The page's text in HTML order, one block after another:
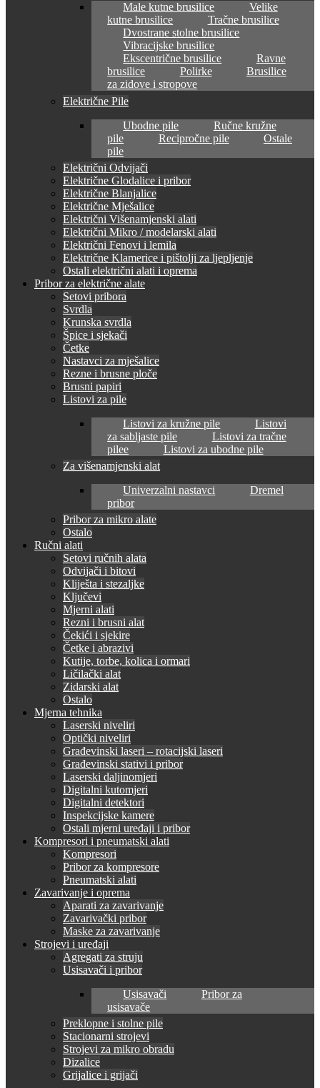
Male kutne brusilice
Velike
kutne brusilice
Tračne brusilice
Dvostrane stolne brusilice
Vibracijske brusilice
Ekscentrične brusilice
Ravne
brusilice
Polirke
Brusilice
za zidove i stropove
Električne Pile
Ubodne pile
Ručne kružne
pile
Recipročne pile
Ostale
pile
Električni Odvijači
Električne Glodalice i pribor
Električne Blanjalice
Električne Mješalice
Električni Višenamjenski alati
Električni Mikro / modelarski alati
Električni Fenovi i lemila
Električne Klamerice i pištolji za ljepljenje
Ostali električni alati i oprema
Pribor za električne alate
Setovi pribora
Svrdla
Krunska svrdla
Špice i sjekači
Četke
Nastavci za mješalice
Rezne i brusne ploče
Brusni papiri
Listovi za pile
Listovi za kružne pile
Listovi
za sabljaste pile
Listovi za tračne
pilee
Listovi za ubodne pile
Za višenamjenski alat
Univerzalni nastavci
Dremel
pribor
Pribor za mikro alate
Ostalo
Ručni alati
Setovi ručnih alata
Odvijači i bitovi
Kliješta i stezaljke
Ključevi
Mjerni alati
Rezni i brusni alat
Čekići i sjekire
Četke i abrazivi
Kutije, torbe, kolica i ormari
Ličilački alat
Zidarski alat
Ostalo
Mjerna tehnika
Laserski niveliri
Optički niveliri
Građevinski laseri – rotacijski laseri
Građevinski stativi i pribor
Laserski daljinomjeri
Digitalni kutomjeri
Digitalni detektori
Inspekcijske kamere
Ostali mjerni uređaji i pribor
Kompresori i pneumatski alati
Kompresori
Pribor za kompresore
Pneumatski alati
Zavarivanje i oprema
Aparati za zavarivanje
Zavarivački pribor
Maske za zavarivanje
Strojevi i uređaji
Agregati za struju
Usisavači i pribor
Usisavači
Pribor za
usisavače
Preklopne i stolne pile
Stacionarni strojevi
Strojevi za mikro obradu
Dizalice
Grijalice i grijači